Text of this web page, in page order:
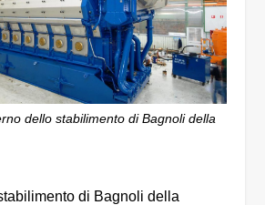
dello stabilimento di Bagnoli della
di Bagnoli della